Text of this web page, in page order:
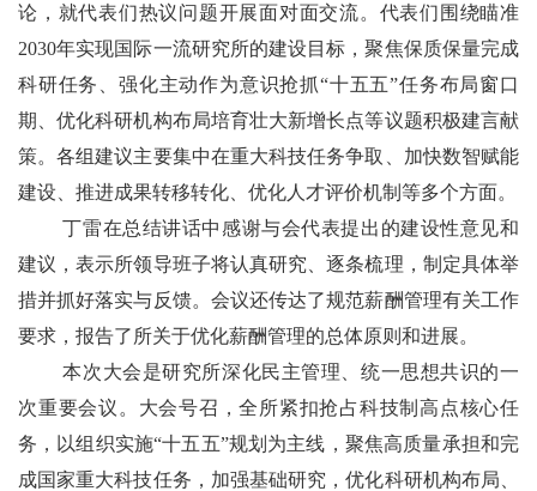
论，就代表们热议问题开展面对面交流。代表们围绕瞄准
2030年实现国际一流研究所的建设目标，聚焦保质保量完成
科研任务、强化主动作为意识抢抓“十五五”任务布局窗口
期、优化科研机构布局培育壮大新增长点等议题积极建言献
策。各组建议主要集中在重大科技任务争取、加快数智赋能
建设、推进成果转移转化、优化人才评价机制等多个方面。
丁雷在总结讲话中感谢与会代表提出的建设性意见和
建议，表示所领导班子将认真研究、逐条梳理，制定具体举
措并抓好落实与反馈。会议还传达了规范薪酬管理有关工作
要求，报告了所关于优化薪酬管理的总体原则和进展。
本次大会是研究所深化民主管理、统一思想共识的一
次重要会议。大会号召，全所紧扣抢占科技制高点核心任
务，以组织实施“十五五”规划为主线，聚焦高质量承担和完
成国家重大科技任务，加强基础研究，优化科研机构布局、